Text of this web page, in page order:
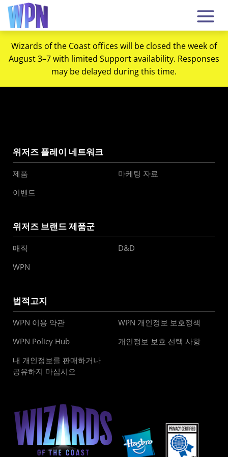
Wizards of the Coast offices will be closed the week of
August 3–7 with limited Support availability. Responses
may be delayed during this time.
위저즈 플레이 네트워크
제품
마케팅 자료
이벤트
위저즈 브랜드 제품군
매직
D&D
WPN
법적고지
WPN 이용 약관
WPN 개인정보 보호정책
WPN Policy Hub
개인정보 보호 선택 사항
내 개인정보를 판매하거나
공유하지 마십시오